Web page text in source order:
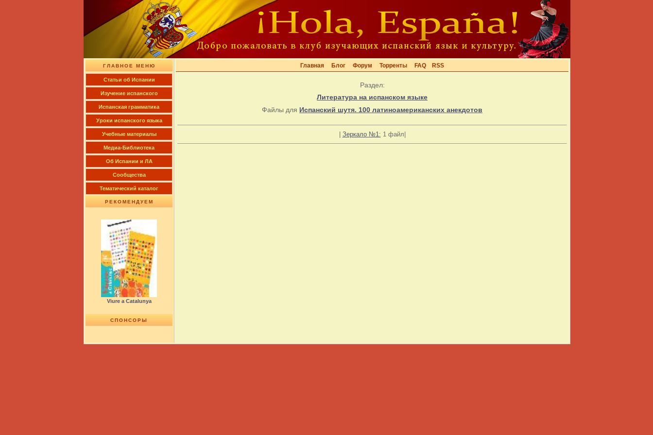
ГЛАВНОЕ МЕНЮ
Cтатьи об Испании
Изучение испанского
Испанская грамматика
Уроки испанского языка
Учебные материалы
Медиа-Библиотека
Об Испании и ЛА
Сообщества
Тематический каталог
РЕКОМЕНДУЕМ
Viure a Catalunya
СПОНСОРЫ
Главная Блог Форум Торренты FAQ RSS
Раздел:
Литература на испанском языке
Файлы для Испанский шутя. 100 латиноамериканских анекдотов
Зеркало №1: 1 файл|